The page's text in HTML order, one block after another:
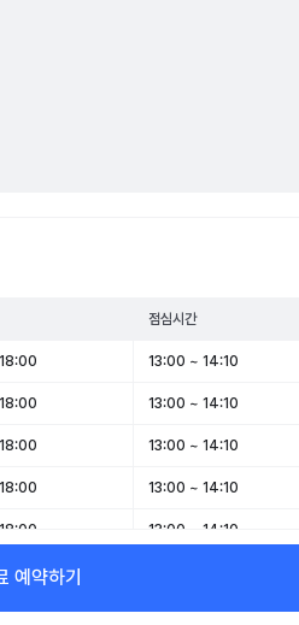
점심시간
13:00 ~ 14:10
13:00 ~ 14:10
13:00 ~ 14:10
13:00 ~ 14:10
13:00 ~ 14:10
-
예약하기